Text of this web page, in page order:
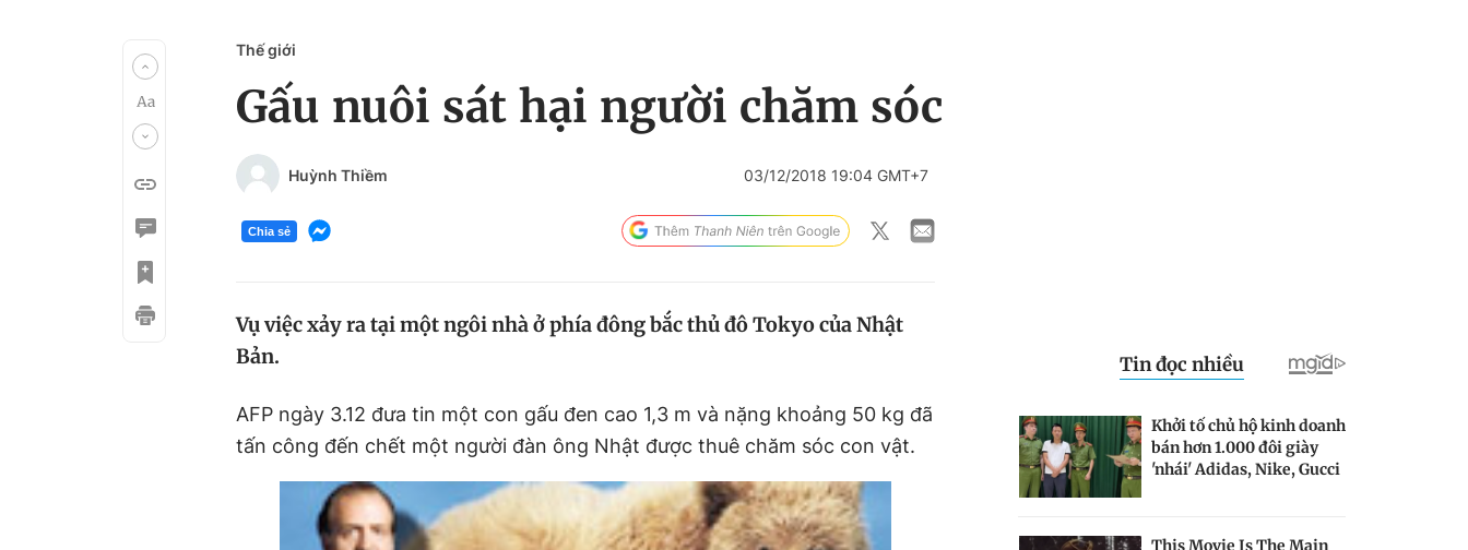
Thế giới
Gấu nuôi sát hại người chăm sóc
Huỳnh Thiềm 03/12/2018 19:04 GMT+7
Chia sẻ
Vụ việc xảy ra tại một ngôi nhà ở phía đông bắc thủ đô Tokyo của Nhật
Bản.
AFP ngày 3.12 đưa tin một con gấu đen cao 1,3 m và nặng khoảng 50 kg đã
tấn công đến chết một người đàn ông Nhật được thuê chăm sóc con vật.